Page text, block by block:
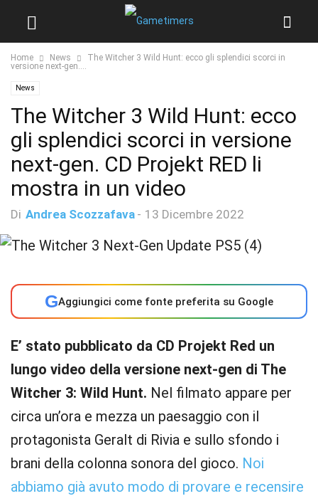
Home News
The Witcher 3 Wild Hunt: ecco gli splendici scorci in
versione next-gen....
News
The Witcher 3 Wild Hunt: ecco
gli splendici scorci in versione
next-gen. CD Projekt RED li
mostra in un video
Di Andrea Scozzafava - 13 Dicembre 2022
GAggiungici come fonte preferita su Google
E’ stato pubblicato da CD Projekt Red un
lungo video della versione next-gen di The
Witcher 3: Wild Hunt. Nel filmato appare per
circa un’ora e mezza un paesaggio con il
protagonista Geralt di Rivia e sullo sfondo i
brani della colonna sonora del gioco. Noi
abbiamo già avuto modo di provare e recensire